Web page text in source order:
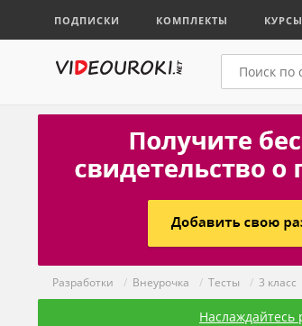
ПОДПИСКИ КОМПЛЕКТЫ КУРСЫ
Разработки / Внеурочка / Тесты / 3 класс
Наслаждайтесь